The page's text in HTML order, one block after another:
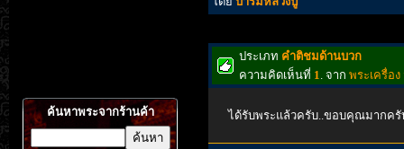
ค้นหาพระจากร้านค้า
ประเภท คำติชมด้านบวก
ความคิดเห็นที่ 1. จาก พระเครื่อ
ได้รับพระแล้วครับ..ขอบคุณมากครั